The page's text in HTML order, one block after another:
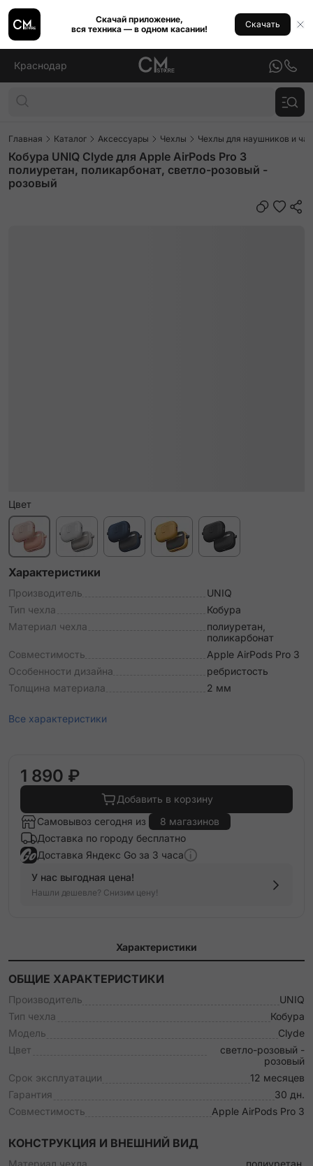
Скачай приложение,
вся техника — в одном касании!
Скачать
Краснодар
Главная Каталог Аксессуары Чехлы Чехлы для наушников и
Кобура UNIQ Clyde для Apple AirPods Pro 3
полиуретан, поликарбонат, светло-розовый -
розовый
Цвет
Характеристики
Производитель
UNIQ
Тип чехла
Кобура
Материал чехла
полиуретан,
поликарбонат
Совместимость
Apple AirPods Pro 3
Особенности дизайна
ребристость
Толщина материала
2 мм
Все характеристики
1 890 ₽
Добавить в корзину
Самовывоз сегодня из
8 магазинов
Доставка по городу бесплатно
Доставка Яндекс Go за 3 часа
У нас выгодная цена!
Нашли дешевле? Снизим цену!
Характеристики
ОБЩИЕ ХАРАКТЕРИСТИКИ
Производитель
UNIQ
Тип чехла
Кобура
Модель
Clyde
Цвет
светло-розовый -
розовый
Срок эксплуатации
12 месяцев
Гарантия
30 дн.
Совместимость
Apple AirPods Pro 3
КОНСТРУКЦИЯ И ВНЕШНИЙ ВИД
Материал чехла
полиуретан,